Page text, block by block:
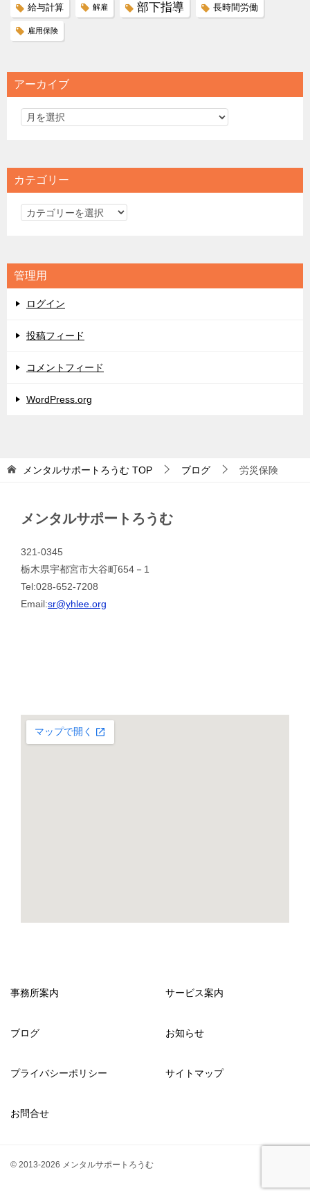
給与計算 解雇 部下指導 長時間労働
雇用保険
アーカイブ
カテゴリー
カ
リ
ー
管理用
ログイン
投稿フィード
コメントフィード
WordPress.org
メンタルサポートろうむ TOP ブログ 労災保険
メンタルサポートろうむ
321-0345
栃木県宇都宮市大谷町654－1
Tel:028-652-7208
Email:sr@yhlee.org
事務所案内 サービス案内
ブログ お知らせ
プライバシーポリシー サイトマップ
お問合せ
© 2013-2026 メンタルサポートろうむ